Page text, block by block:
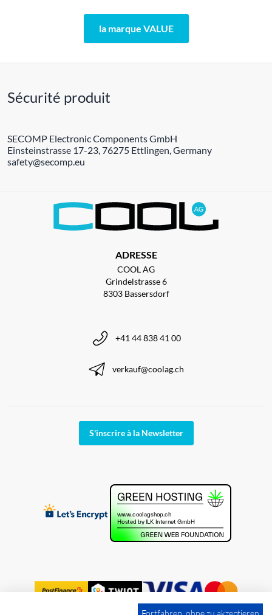
la marque VALUE
Sécurité produit
SECOMP Electronic Components GmbH
Einsteinstrasse 17-23, 76275 Ettlingen, Germany
safety@secomp.eu
ADRESSE
COOL AG
Grindelstrasse 6
8303 Bassersdorf
+41 44 838 41 00
verkauf@coolag.ch
S'inscrire à la Newsletter
Fortfahren, ohne zu akzeptieren